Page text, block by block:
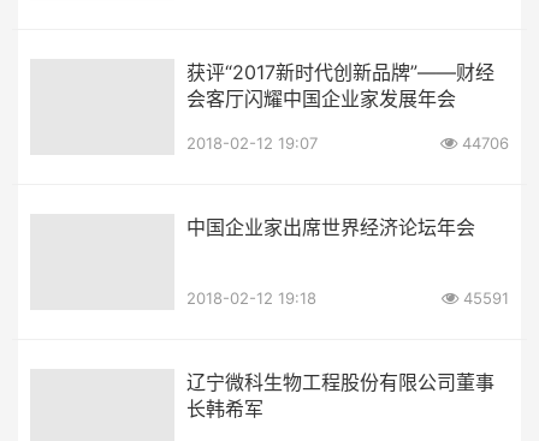
获评“2017新时代创新品牌”——财经
会客厅闪耀中国企业家发展年会
2018-02-12 19:07 44706
中国企业家出席世界经济论坛年会
2018-02-12 19:18 45591
辽宁微科生物工程股份有限公司董事
长韩希军